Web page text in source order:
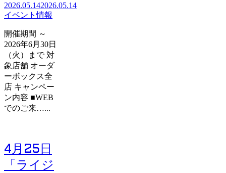
2026.05.142026.05.14
イベント情報
開催期間 ～
2026年6月30日
（火）まで 対
象店舗 オーダ
ーボックス全
店 キャンペー
ン内容 ■WEB
でのご来…...
4月25日
「ライジ